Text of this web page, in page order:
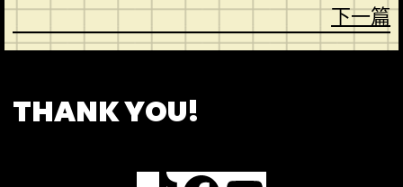
下一篇
THANK YOU!